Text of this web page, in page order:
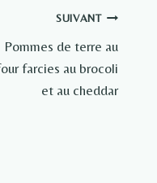
SUIVANT
Pommes de terre au
farcies au brocoli
et au cheddar